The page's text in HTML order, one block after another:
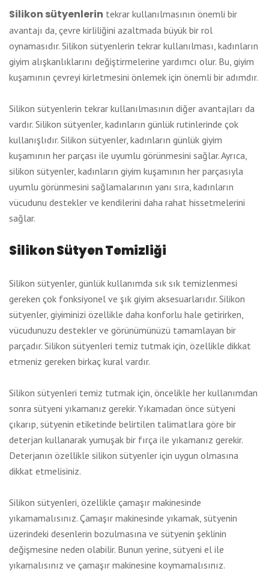
Silikon sütyenlerin tekrar kullanılmasının önemli bir
avantajı da, çevre kirliliğini azaltmada büyük bir rol
oynamasıdır. Silikon sütyenlerin tekrar kullanılması, kadınların
giyim alışkanlıklarını değiştirmelerine yardımcı olur. Bu, giyim
kuşamının çevreyi kirletmesini önlemek için önemli bir adımdır.
Silikon sütyenlerin tekrar kullanılmasının diğer avantajları da
vardır. Silikon sütyenler, kadınların günlük rutinlerinde çok
kullanışlıdır. Silikon sütyenler, kadınların günlük giyim
kuşamının her parçası ile uyumlu görünmesini sağlar. Ayrıca,
silikon sütyenler, kadınların giyim kuşamının her parçasıyla
uyumlu görünmesini sağlamalarının yanı sıra, kadınların
vücudunu destekler ve kendilerini daha rahat hissetmelerini
sağlar.
Silikon Sütyen Temizliği
Silikon sütyenler, günlük kullanımda sık sık temizlenmesi
gereken çok fonksiyonel ve şık giyim aksesuarlarıdır. Silikon
sütyenler, giyiminizi özellikle daha konforlu hale getirirken,
vücudunuzu destekler ve görünümünüzü tamamlayan bir
parçadır. Silikon sütyenleri temiz tutmak için, özellikle dikkat
etmeniz gereken birkaç kural vardır.
Silikon sütyenleri temiz tutmak için, öncelikle her kullanımdan
sonra sütyeni yıkamanız gerekir. Yıkamadan önce sütyeni
çıkarıp, sütyenin etiketinde belirtilen talimatlara göre bir
deterjan kullanarak yumuşak bir fırça ile yıkamanız gerekir.
Deterjanın özellikle silikon sütyenler için uygun olmasına
dikkat etmelisiniz.
Silikon sütyenleri, özellikle çamaşır makinesinde
yıkamamalısınız. Çamaşır makinesinde yıkamak, sütyenin
üzerindeki desenlerin bozulmasına ve sütyenin şeklinin
değişmesine neden olabilir. Bunun yerine, sütyeni el ile
yıkamalısınız ve çamaşır makinesine koymamalısınız.